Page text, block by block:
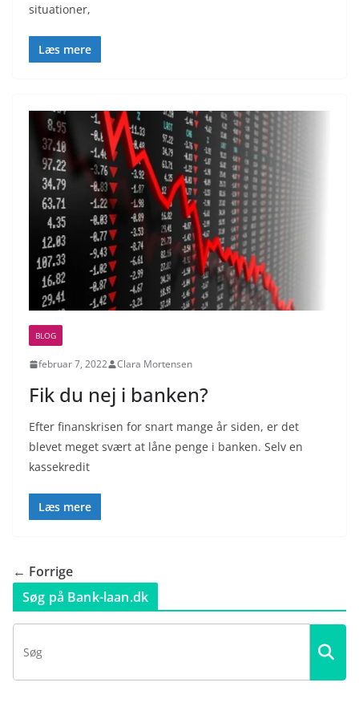
situationer,
Læs mere
BLOG
februar 7, 2022 Clara Mortensen
Fik du nej i banken?
Efter finanskrisen for snart mange år siden, er det
blevet meget svært at låne penge i banken. Selv en
kassekredit
Læs mere
← Forrige
Søg på Bank-laan.dk